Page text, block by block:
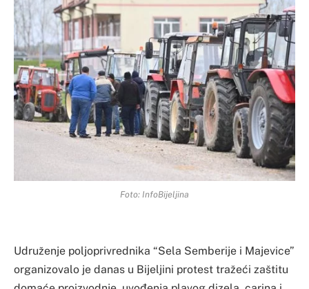
Foto: InfoBijeljina
Udruženje poljoprivrednika “Sela Semberije i Majevice”
organizovalo je danas u Bijeljini protest tražeći zaštitu